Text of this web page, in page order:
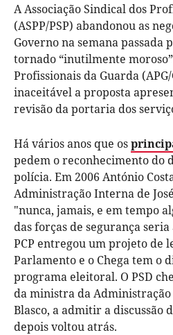
A Associação Sindical dos
(ASPP/PSP) abandonou as
Governo na semana passada
tornado “inutilmente
Profissionais da Guarda
inaceitável a proposta
revisão da portaria dos
Há vários anos que os
pedem o reconhecimento do
polícia. Em 2006 António
Administração Interna de
"nunca, jamais, e em tempo
das forças de segurança
PCP entregou um projeto de
Parlamento e o Chega tem o
programa eleitoral. O PSD
da ministra da
Blasco, a admitir a discussão
depois voltou atrás.